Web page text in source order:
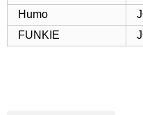
Humo
FUNKIE